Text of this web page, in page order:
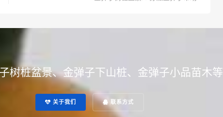
树桩盆景、金弹子下山桩、金弹子小品苗木等
关于我们 联系方式